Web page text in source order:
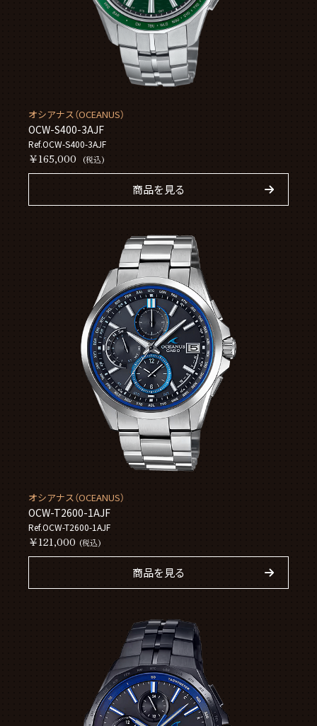
オシアナス（OCEANUS）
OCW-S400-3AJF
Ref.OCW-S400-3AJF
￥165,000 (税込)
商品を見る
オシアナス（OCEANUS）
OCW-T2600-1AJF
Ref.OCW-T2600-1AJF
￥121,000 (税込)
商品を見る